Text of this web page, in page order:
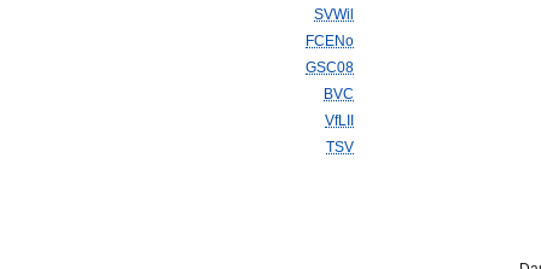
SVWil
FCENo
GSC08
BVC
VfLII
TSV